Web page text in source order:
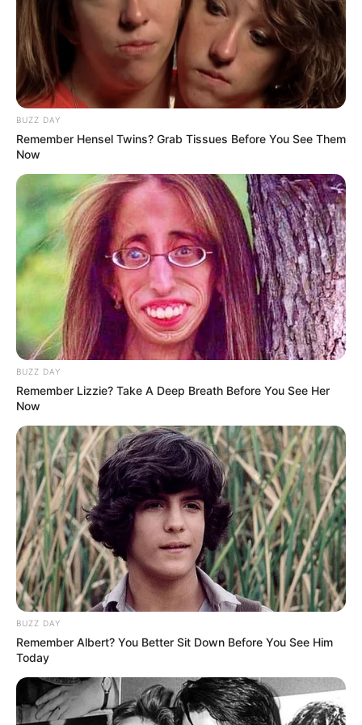
ΌΤΙ Η ΔΟΚΙΜΉ PCR “COVID” ΑΝΑΠΤΎΧΘΗΚΕ ΧΩΡΊΣ
ΜΕΜΟΝΩΜΈΝΑ ΔΕΊΓΜΑΤΑ ΓΙΑ ΤΗ ΒΑΘΜΟΝΌΜΗΣΗ
ΔΟΚΙΜΏΝ, ΠΑΡΑΔΕΧΌΜΕΝΟΣ ΟΥΣΙΑΣΤΙΚΆ ΌΤΙ ΔΟΚΙΜΆΖΕΙ
ΚΆΤΙ...
ΣΗΜΑΝΤΙΚΕΣ ΕΙΔΗΣΕΙΣ
Ο ΟΚΤΩΒΡΗΣ ΜΠΗΚΕ ΚΑΙ ΘΑ ΕΙΝΑΙ
ΚΑΥΤΟΣ. ΘΑ ΕΙΝΑΙ ΚΟΚΚΙΝΟΣ.
Ο ΟΚΤΩΒΡΗΣ ΜΠΗΚΕ ΚΑΙ ΘΑ ΕΙΝΑΙ ΚΑΥΤΟΣ. ΘΑ ΕΙΝΑΙ
ΚΟΚΚΙΝΟΣ. ΚΑΙ ΚΑΠΟΙΟΙ ΑΥΤΗΝ ΤΗΝ ΣΤΙΓΜΗ ΤΡΕΜΟΥΝ. ΕΙΝΑΙ
ΠΑΡΑ ΠΟΛΛΑ ΤΑ ΓΕΓΟΝΟΤΑ ΠΛΕΟΝ ΠΟΥ ΓΙΝΟΝΤΑΙ
ΚΑΘΗΜΕΡΙΝΑ...
BUZZ DAY
Remember Hensel Twins? Grab Tissues Before You See Them
Now
BUZZ DAY
Remember Lizzie? Take A Deep Breath Before You See Her
Now
BUZZ DAY
Remember Albert? You Better Sit Down Before You See Him
Today